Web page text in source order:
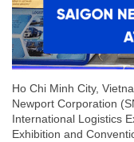
Ho Chi Minh City,
Newport Corporation
International Logistics
Exhibition and